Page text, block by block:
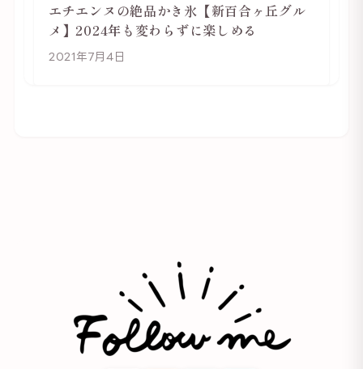
エチエンヌの絶品かき氷【新百合ヶ丘グル
メ】2024年も変わらずに楽しめる
2021年7月4日